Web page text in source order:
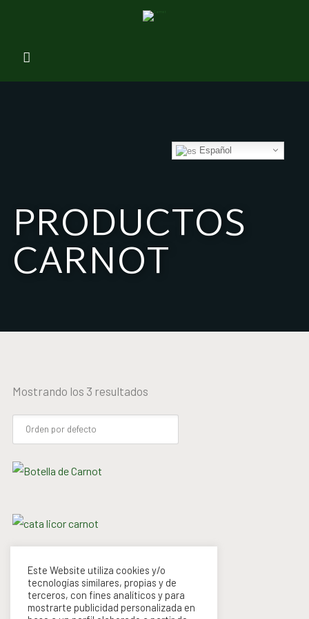
PRODUCTOS
CARNOT
Mostrando los 3 resultados
de 5
19,00€IVA incluido
AÑADIR AL CARRITO
CATA DE CARNOT
Valorado en
5.00
de 5
Desde:12,00€IVA incluido
REGALA LA EXPERIENCIA
Este Website utiliza cookies y/o
tecnologías similares, propias y de
terceros, con fines analíticos y para
mostrarte publicidad personalizada en
Español